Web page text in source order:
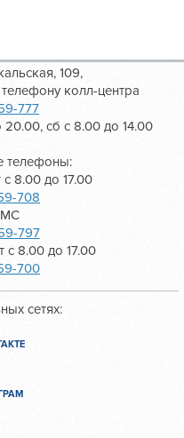
109,
колл-центра
777
сб с 8.00 до 14.00
телефоны:
с 8.00 до 17.00
708
797
8.00 до 17.00
700
сетях: